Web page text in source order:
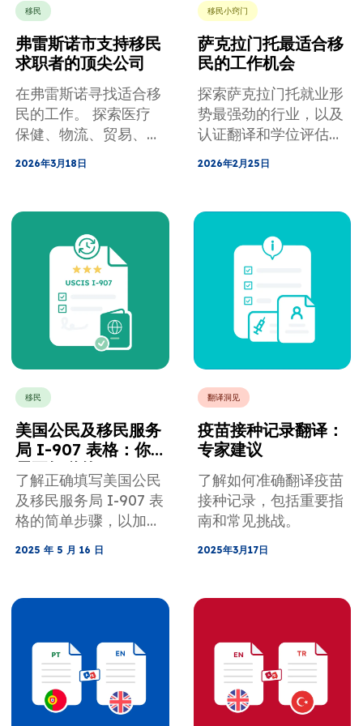
移民
弗雷斯诺市支持移民
求职者的顶尖公司
在弗雷斯诺寻找适合移
民的工作。 探索医疗
保健、物流、贸易、快
速认证以及快速就业的
技巧——即使没有美国
2026年3月18日
移民小窍门
萨克拉门托最适合移
民的工作机会
探索萨克拉门托就业形
势最强劲的行业，以及
认证翻译和学位评估如
何帮助移民更快地找到
工作。
2026年2月25日
移民
美国公民及移民服务
局 I-907 表格：你
需要知道的
了解正确填写美国公民
及移民服务局 I-907 表
格的简单步骤，以加快
申请速度。
2025 年 5 月 16 日
翻译洞见
疫苗接种记录翻译：
专家建议
了解如何准确翻译疫苗
接种记录，包括重要指
南和常见挑战。
2025年3月17日